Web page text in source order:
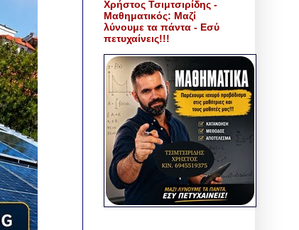
Χρήστος Τσιμτσιρίδης -
Μαθηματικός: Μαζί
λύνουμε τα πάντα - Εσύ
πετυχαίνεις!!!